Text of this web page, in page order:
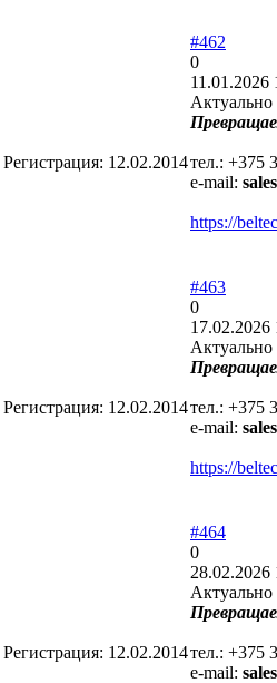
Регистрация: 12.02.2014
#462
0
11.01.2026
Актуально
тел.: +375
e-mail:
https://
Регистрация: 12.02.2014
#463
0
17.02.2026
Актуально
тел.: +375
e-mail:
https://
Регистрация: 12.02.2014
#464
0
28.02.2026
Актуально
тел.: +375
e-mail: